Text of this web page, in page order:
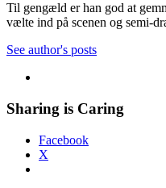
Til gengæld er han god at
vælte ind på scenen og semi-
See author's posts
Sharing is Caring
Facebook
X